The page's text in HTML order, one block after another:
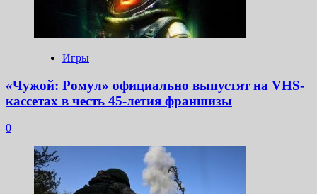
Игры
«Чужой: Ромул» официально выпустят на VHS-
кассетах в честь 45-летия франшизы
0